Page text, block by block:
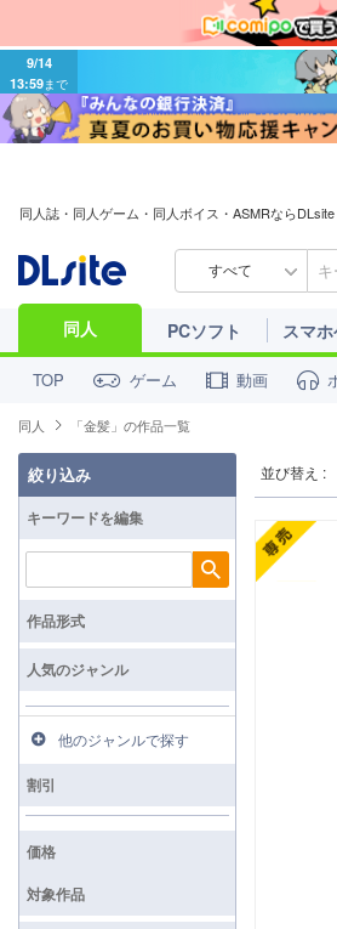
9/14
13:59まで
同人誌・同人ゲーム・同人ボイス・ASMRならDLsite
すべて
同人 PCソフト スマ
TOP ゲーム 動画
同人 「金髪」の作品一覧
並び替え :
絞り込み
キーワードを編集
検索
作品形式
人気のジャンル
他のジャンルで探す
割引
価格
対象作品